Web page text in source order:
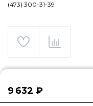
(473) 300-31-39
9 632 ₽